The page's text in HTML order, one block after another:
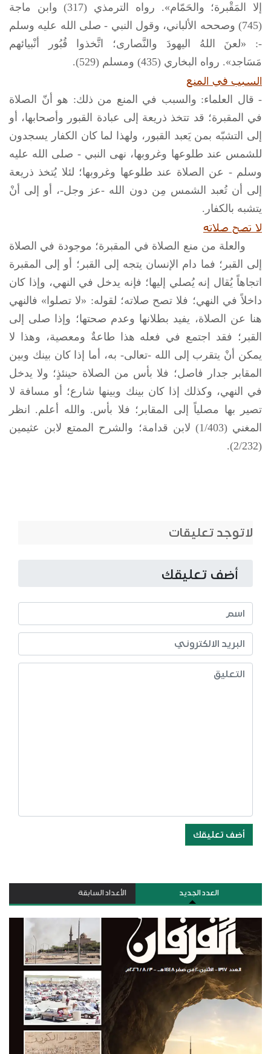
إلا المَقْبرة؛ والحَمّام». رواه الترمذي (317) وابن ماجة
(745) وصححه الألباني، وقول النبي - صلى الله عليه وسلم
-: «لعنَ اللهُ اليهودَ والنَّصارى؛ اتَّخذوا قُبُور أنْبيائهم
مَسَاجد». رواه البخاري (435) ومسلم (529).
السبب في المنع
- قال العلماء: والسبب في المنع من ذلك: هو أنّ الصلاة
في المقبرة؛ قد تتخذ ذريعة إلى عبادة القبور وأصحابها، أو
إلى التشبّه بمن يَعبد القبور، ولهذا لما كان الكفار يسجدون
للشمس عند طلوعها وغروبها، نهى النبي - صلى الله عليه
وسلم - عن الصلاة عند طلوعها وغروبها؛ لئلا يُتخذ ذريعة
إلى أن تُعبد الشمس مِن دون الله -عز وجل-، أو إلى أنْ
يتشبه بالكفار.
لا تصح صلاته
والعلة من منع الصلاة في المقبرة؛ موجودة في الصلاة
إلى القبر؛ فما دام الإنسان يتجه إلى القبر؛ أو إلى المقبرة
اتجاهاً يُقال إنه يُصلي إليها؛ فإنه يدخل في النهي، وإذا كان
داخلاً في النهي؛ فلا تصح صلاته؛ لقوله: «لا تصلوا» فالنهي
هنا عن الصلاة، يفيد بطلانها وعدم صحتها؛ وإذا صلى إلى
القبر؛ فقد اجتمع في فعله هذا طاعةٌ ومعصية، وهذا لا
يمكن أنْ يتقرب إلى الله -تعالى- به، أما إذا كان بينك وبين
المقابر جدار فاصل؛ فلا بأس من الصلاة حينئذٍ؛ ولا يدخل
في النهي، وكذلك إذا كان بينك وبينها شارع؛ أو مسافة لا
تصير بها مصلياً إلى المقابر؛ فلا بأس. والله أعلم. انظر
المغني (1/403) لابن قدامة؛ والشرح الممتع لابن عثيمين
(2/232).
لاتوجد تعليقات
أضف تعليقك
أضف تعليقك
العدد الجديد الأعداد السابقة